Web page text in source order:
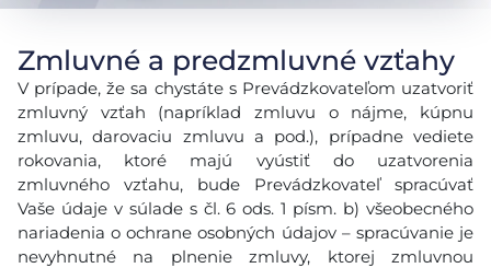
Zmluvné a predzmluvné vzťahy
V prípade, že sa chystáte s Prevádzkovateľom uzatvoriť
zmluvný vzťah (napríklad zmluvu o nájme, kúpnu
zmluvu, darovaciu zmluvu a pod.), prípadne vediete
rokovania, ktoré majú vyústiť do uzatvorenia
zmluvného vzťahu, bude Prevádzkovateľ spracúvať
Vaše údaje v súlade s čl. 6 ods. 1 písm. b) všeobecného
nariadenia o ochrane osobných údajov – spracúvanie je
nevyhnutné na plnenie zmluvy, ktorej zmluvnou